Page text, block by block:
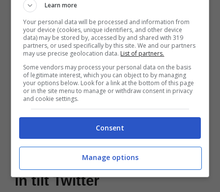
Non contenta del successo clamoroso che
sta avendo col suo calendario del 2024 – un
qualcosa non adatto ai deboli di cuore – la
golfista ha mostrato a tutti le grazie del suo
corpo da favola. Il risultato è sotto gli occhi di
tutti.
Paige Spiranac, la
perfezione del lato B manda
in tilt Twitter
Learn more
Your personal data will be processed and information from
your device (cookies, unique identifiers, and other device
data) may be stored by, accessed by and shared with 319
partners, or used specifically by this site. We and our partners
may use precise geolocation data. List of partners.
Some vendors may process your personal data on the basis
of legitimate interest, which you can object to by managing
your options below. Look for a link at the bottom of this page
or in the site menu to manage or withdraw consent in privacy
and cookie settings.
Consent
Manage options